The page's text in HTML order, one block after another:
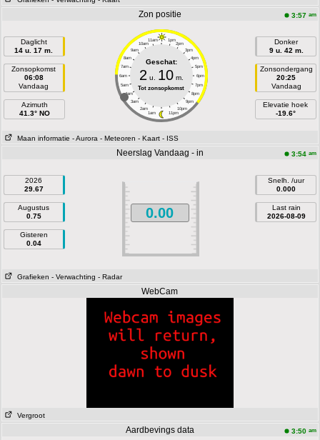
Zon positie 3:57 am
Daglicht
14 u. 17 m.
Zonsopkomst
06:08
Vandaag
Azimuth
41.3° NO
11am 1pm
10am 2pm
9am 3pm
8am 4pm
7am 5pm
6am 6pm
5am 7pm
4am 8pm
3am 9pm
2am 10pm
1am 11pm
Geschat:
2 u. 10m.
Tot zonsopkomst
Donker
9 u. 42 m.
Zonsondergang
20:25
Vandaag
Elevatie hoek
-19.6°
Maan informatie - Aurora - Meteoren - Kaart - ISS
Neerslag Vandaag - in 3:54 am
2026
29.67
Augustus
0.75
Gisteren
0.04
0.00
Snelh. /uur
0.000
Last rain
2026-08-09
Grafieken - Verwachting - Radar
WebCam
Vergroot
Aardbevings data 3:50 am